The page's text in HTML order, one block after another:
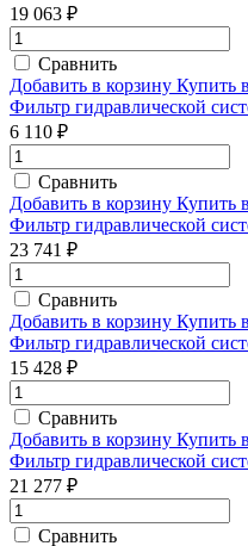
19 063 ₽
Сравнить
Добавить в корзину Купить
Фильтр гидравлической
6 110 ₽
Сравнить
Добавить в корзину Купить
Фильтр гидравлической
23 741 ₽
Сравнить
Добавить в корзину Купить
Фильтр гидравлической
15 428 ₽
Сравнить
Добавить в корзину Купить
Фильтр гидравлической
21 277 ₽
Сравнить